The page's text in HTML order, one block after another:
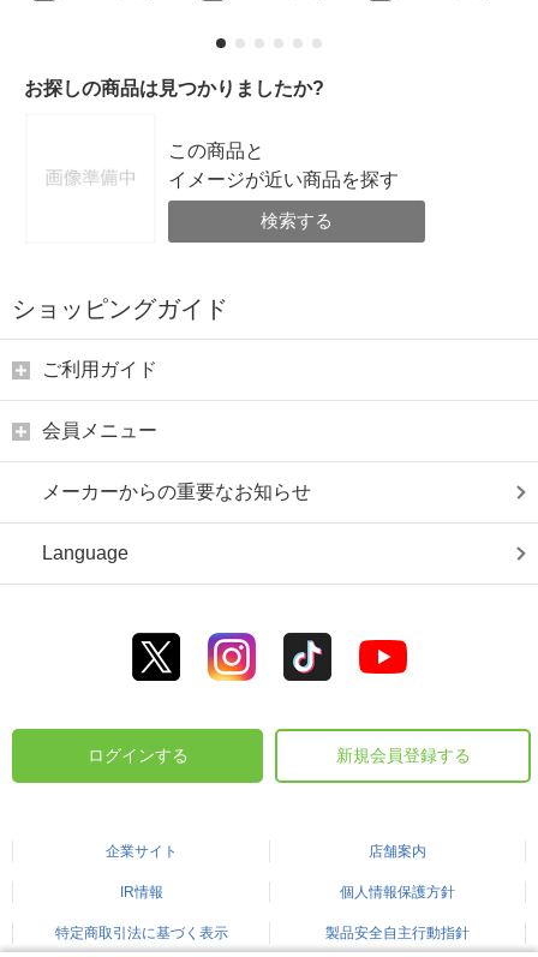
お探しの商品は見つかりましたか?
この商品と
イメージが近い商品を探す
検索する
ショッピングガイド
ご利用ガイド
会員メニュー
メーカーからの重要なお知らせ
Language
ログインする 新規会員登録する
企業サイト 店舗案内
IR情報 個人情報保護方針
特定商取引法に基づく表示 製品安全自主行動指針